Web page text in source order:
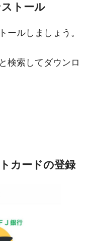
トール
ールしましょう。
検索してダウンロ
カードの登録